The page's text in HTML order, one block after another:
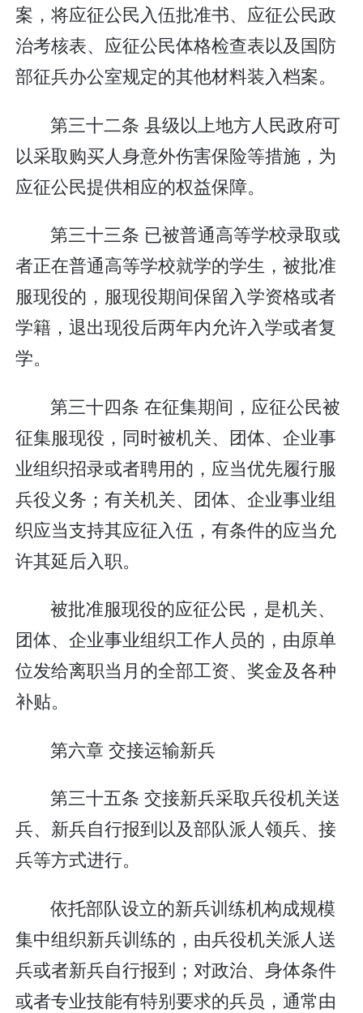
案，将应征公民入伍批准书、应征公民政
治考核表、应征公民体格检查表以及国防
部征兵办公室规定的其他材料装入档案。
第三十二条 县级以上地方人民政府可
以采取购买人身意外伤害保险等措施，为
应征公民提供相应的权益保障。
第三十三条 已被普通高等学校录取或
者正在普通高等学校就学的学生，被批准
服现役的，服现役期间保留入学资格或者
学籍，退出现役后两年内允许入学或者复
学。
第三十四条 在征集期间，应征公民被
征集服现役，同时被机关、团体、企业事
业组织招录或者聘用的，应当优先履行服
兵役义务；有关机关、团体、企业事业组
织应当支持其应征入伍，有条件的应当允
许其延后入职。
被批准服现役的应征公民，是机关、
团体、企业事业组织工作人员的，由原单
位发给离职当月的全部工资、奖金及各种
补贴。
第六章 交接运输新兵
第三十五条 交接新兵采取兵役机关送
兵、新兵自行报到以及部队派人领兵、接
兵等方式进行。
依托部队设立的新兵训练机构成规模
集中组织新兵训练的，由兵役机关派人送
兵或者新兵自行报到；对政治、身体条件
或者专业技能有特别要求的兵员，通常由